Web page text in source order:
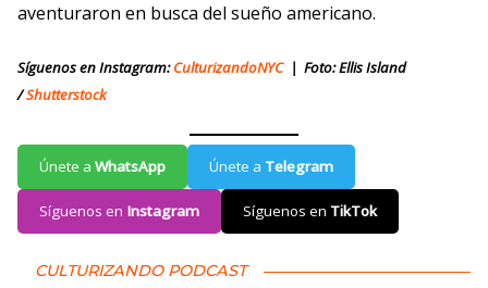
aventuraron en busca del sueño americano.
Síguenos en Instagram:CulturizandoNYC| Foto: Ellis Island
/Shutterstock
Únete a WhatsApp Únete a Telegram
Síguenos en Instagram Síguenos en TikTok
CULTURIZANDO PODCAST